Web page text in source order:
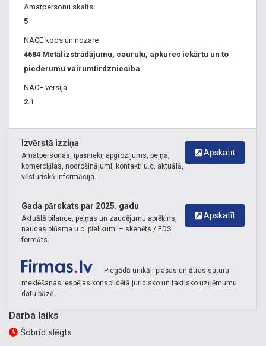
akumulācijas tvertnes, Elbi, ūdens tvertnes, septiķi,
baseina filtri, noslēgarmatūra, krāni, aizbīdņi, solenoīdi,
lodveida krāni, remontuzmavas, Naval, Gebo, rūpnieciski
izolētas caurules, veidgabali, presējami veidgabali, ppr
caurules, drenāžas caurules, skatakas, nosēdakas, hidrofori,
spiedkatli, izplešanās trauki, izplešanās tvertnes,
ūdens sildītāji, boileri, apkures armatūra, ESBE, HERZ,
SALUS, Danfoss, Siemens, siltumnesēji, manometri,
termometri, atgaisotāji, solārās sistēmas, laistīšanas
šļūtenes, dārza šļūtenes, laistīšanas sistēmas, dārza
laistītāji, pazemes laistīšana, pilienveida laistīšana, dīķu
veikals.
Amatpersonu skaits
5
NACE kods un nozare
4684 Metālizstrādājumu, cauruļu, apkures iekārtu un to
piederumu vairumtirdzniecība
NACE versija
2.1
Apskatīt
Izvērstā izziņa
Amatpersonas, īpašnieki, apgrozījums, peļņa,
komercķīlas, nodrošinājumi, kontakti u.c. aktuālā,
vēsturiskā informācija.
Apskatīt
Gada pārskats par 2025. gadu
Aktuālā bilance, peļņas un zaudējumu aprēķins,
naudas plūsma u.c. pielikumi – skenēts / EDS
formāts.
Piegādā unikāli plašas un ātras satura
meklēšanas iespējas konsolidētā juridisko un faktisko uzņēmumu
datu bāzē.
Darba laiks
Šobrīd slēgts